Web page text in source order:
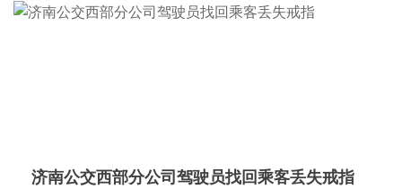
济南公交西部分公司驾驶员找回乘客丢失戒指